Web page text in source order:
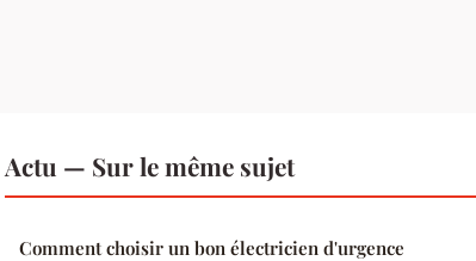
Actu — Sur le même sujet
Comment choisir un bon électricien d'urgence